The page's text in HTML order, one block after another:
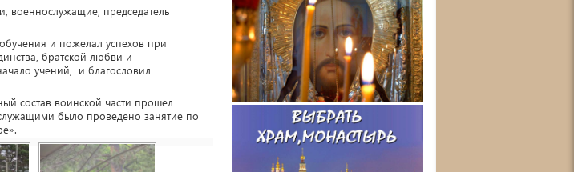
военнослужащие, председатель
и пожелал успехов при
братской любви и
учений, и благословил
состав воинской части прошел
было проведено занятие по